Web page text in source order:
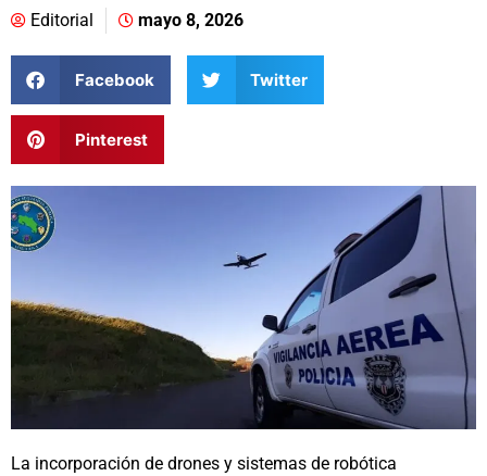
Editorial mayo 8, 2026
Facebook Twitter
Pinterest
La incorporación de drones y sistemas de robótica